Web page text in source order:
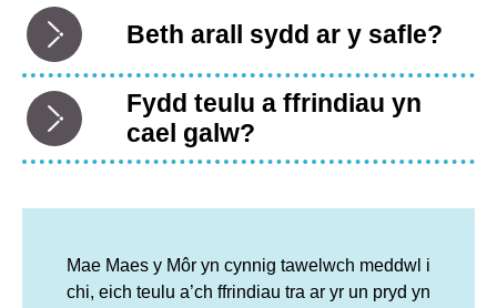
Beth arall sydd ar y safle?
Fydd teulu a ffrindiau yn
cael galw?
Mae Maes y Môr yn cynnig tawelwch meddwl i
chi, eich teulu a’ch ffrindiau tra ar yr un pryd yn